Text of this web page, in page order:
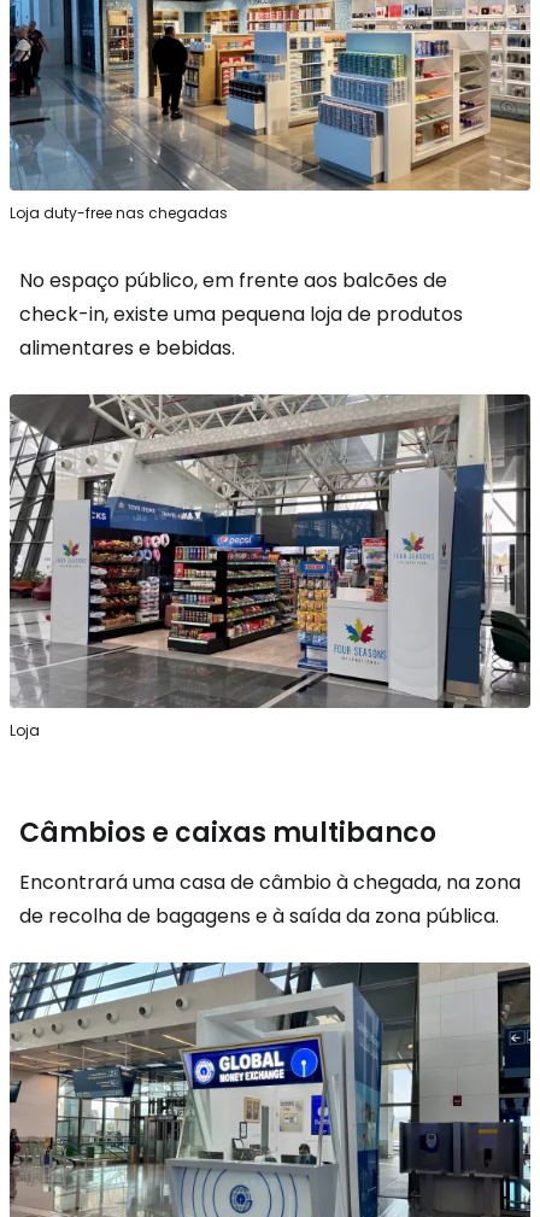
Loja duty-free nas chegadas
No espaço público, em frente aos balcões de
check-in, existe uma pequena loja de produtos
alimentares e bebidas.
Loja
Câmbios e caixas multibanco
Encontrará uma casa de câmbio à chegada, na zona
de recolha de bagagens e à saída da zona pública.